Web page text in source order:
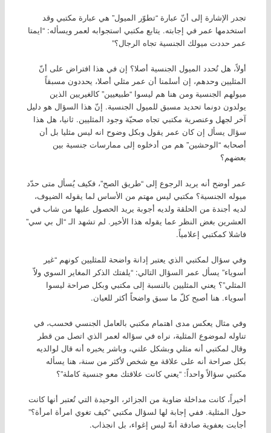
تجدر الإشارة إلى أنّ عبارة “تطوّر الميول” هي عبارة مكتبي وقد
استخدمها عمر في إجابته. يتابع مكتبي استجوابه لعمر ويسأله: “ايمتا
عمر حددت ميولك الجنسية تجاه الرجال؟”
أولاً، هل تُحدد الميول الجنسية أصلا؟ إن في هذا افتراض على أنّ
المثليين وحدهم، إن أسلمنا أن عمر مثلي أصلا، يحددون مسبقاً
ميولهم الجنسية ومن هنا هم ليسوا “طبيعيين” كالغيريين الذين
يولدون دونما تحديد مسبق للميول الجنسية. إنّ هذا السؤال هو دليل
آخر لجهل وعنصرية مكتبي تجاه صحيّة وجود المثليين. ثانيا، هل هذا
سؤال يسأل إن كان عمر يقول وبكل وضوح انه ليس مثليا بل أن
أصحابه “الوحشين” هم من أدخلوه إلى ممارسات جنسية بين
بعضهم؟
عمر أوضح أنه يريد الرجوع إلى “طريق الصح”، فكيف يُسأل متى حدّد
ميوله الجنسية؟ مكتبي ليس مهتم من الأساس لما يقوله الضيوف،
لديه أجندة من الحلقة ولديه أجوبة يريد الحصول عليها من شاب في
العشرين بغض النظر عما يقوله هذا الأخير. لم تشهد الـ “ال بي سي”
فاشلا كمكتبي إعلامياً.
وفي سؤال لمكتبي الذي يعتبر إدانة واضحة للمثليين كونهم “غير
أسوياء” يسأل عمر السؤال التالي: “يلفتك الذكر المغاير السوي ولاّ
المثلي”؟ يعني المثليين بالنسبة إلى مكتبي وبكل صراحة ليسوا
أسوياء. هنا أصبح كلّ ما سبق واضحاً أكثر للعيان.
وفي مثال يعكس مدى اهتمام مكتبي بالعامل الجنسي فحسب، في
تناوله لموضوع المثلية، نراه في سؤاله لعمر الذي اتصل من قطر
وقال لمكتبي أنه مثلي وبشكل علني، وباشر يخبره أنه قال لوالديه
بكل صراحة أنه على علاقة مع شخص لأكثر من سنة، هنا يسأله
مكتبي سؤالاً واحداً: “يعني كانت علاقتك معو جنسية كاملة”؟
أخيراً، كانت مداخلة ضاوية من الجزائر، الوحيدة التي تُعتبر أنها كانت
حول المثلية. ففي إجابة لها لسؤال مكتبي “كيف تغوي امرأة امرأة؟”
أجابت بعفوية صادقة أنهّ ليس إغواء، بل انجذاب.